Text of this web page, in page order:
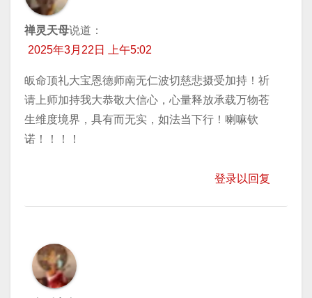
禅灵天母说道：
2025年3月22日 上午5:02
皈命顶礼大宝恩德师南无仁波切慈悲摄受加持！祈
请上师加持我大恭敬大信心，心量释放承载万物苍
生维度境界，具有而无实，如法当下行！喇嘛钦
诺！！！！
登录以回复